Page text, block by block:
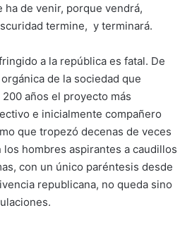
de venir, porque vendrá,
termine, y terminará.
a la república es fatal. De
de la sociedad que
años el proyecto más
e inicialmente compañero
que tropezó decenas de veces
hombres aspirantes a caudillos
con un único paréntesis desde
republicana, no queda sino